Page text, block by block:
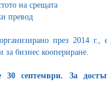
на срещата
превод
през 2014
бизнес коопериране.
30 септември. За